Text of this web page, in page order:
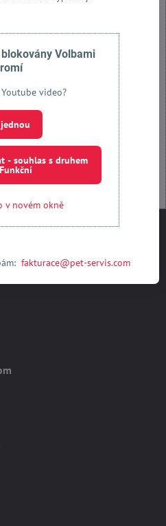
externí obsah?
jednou
s druhem cookie: Funkční
v novém okně
Volbami
video?
- souhlas s druhem
v novém okně
fakturace@pet-servis.com